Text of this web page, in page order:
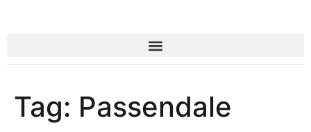
Tag: Passendale